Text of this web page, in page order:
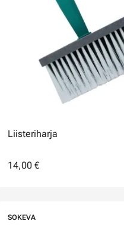
Liisteriharja
14,00 €
SOKEVA